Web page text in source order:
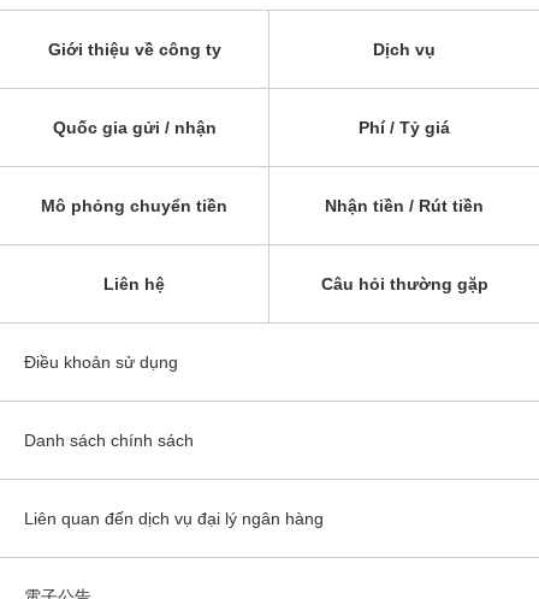
Giới thiệu về công ty Dịch vụ
Quốc gia gửi / nhận Phí / Tỷ giá
Mô phỏng chuyển tiền Nhận tiền / Rút tiền
Liên hệ Câu hỏi thường gặp
Điều khoản sử dụng
Danh sách chính sách
Liên quan đến dịch vụ đại lý ngân hàng